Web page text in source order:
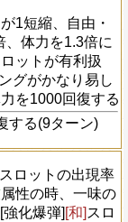
1短縮、自由・
、体力を1.3倍に
ットが有利扱
グがかなり易し
を1000回復する
する(9ターン)
スロットの出現率
属性の時、一味の
強化爆弾] [和] スロ